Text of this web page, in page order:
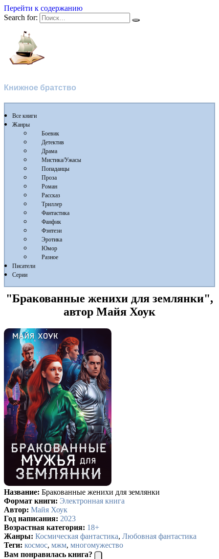
Перейти к содержанию
Search for:
Книжное братство
Все книги
Жанры
Боевик
Детектив
Драма
Мистика/Ужасы
Попаданцы
Проза
Роман
Рассказ
Триллер
Фантастика
Фанфик
Фэнтези
Эротика
Юмор
Разное
Писатели
Серии
"Бракованные женихи для землянки",
автор Майя Хоук
Название: Бракованные женихи для землянки
Формат книги: Электронная книга
Автор: Майя Хоук
Год написания: 2023
Возрастная категория: 18+
Жанры: Космическая фантастика, Любовная фантастика
Теги: космос, мжм, многомужество
Вам понравилась книга?